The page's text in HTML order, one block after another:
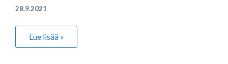
28.9.2021
Lue lisää »